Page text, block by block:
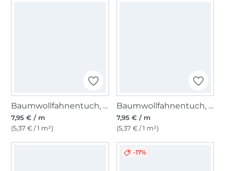
Baumwollfahnentuch, türkis
7,95 € / m
(5,37 € / 1 m²)
Baumwollfahnentuch, violett
7,95 € / m
(5,37 € / 1 m²)
-17%